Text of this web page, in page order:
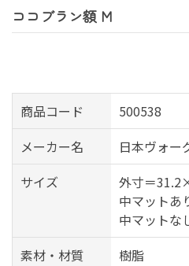
ココブラン額 M
商品コード
500538
メーカー名
日本ヴォー
サイズ
外寸＝
中マットあ
中マットな
素材・材質
樹脂